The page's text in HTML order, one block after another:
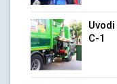
C-1